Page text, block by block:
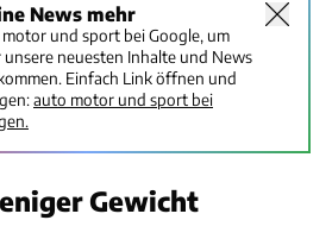
News mehr
und sport bei Google, um
neuesten Inhalte und News
Einfach Link öffnen und
auto motor und sport bei
Gewicht